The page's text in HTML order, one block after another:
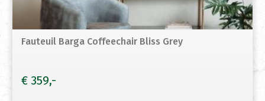
Fauteuil Barga Coffeechair Bliss Grey
€ 359